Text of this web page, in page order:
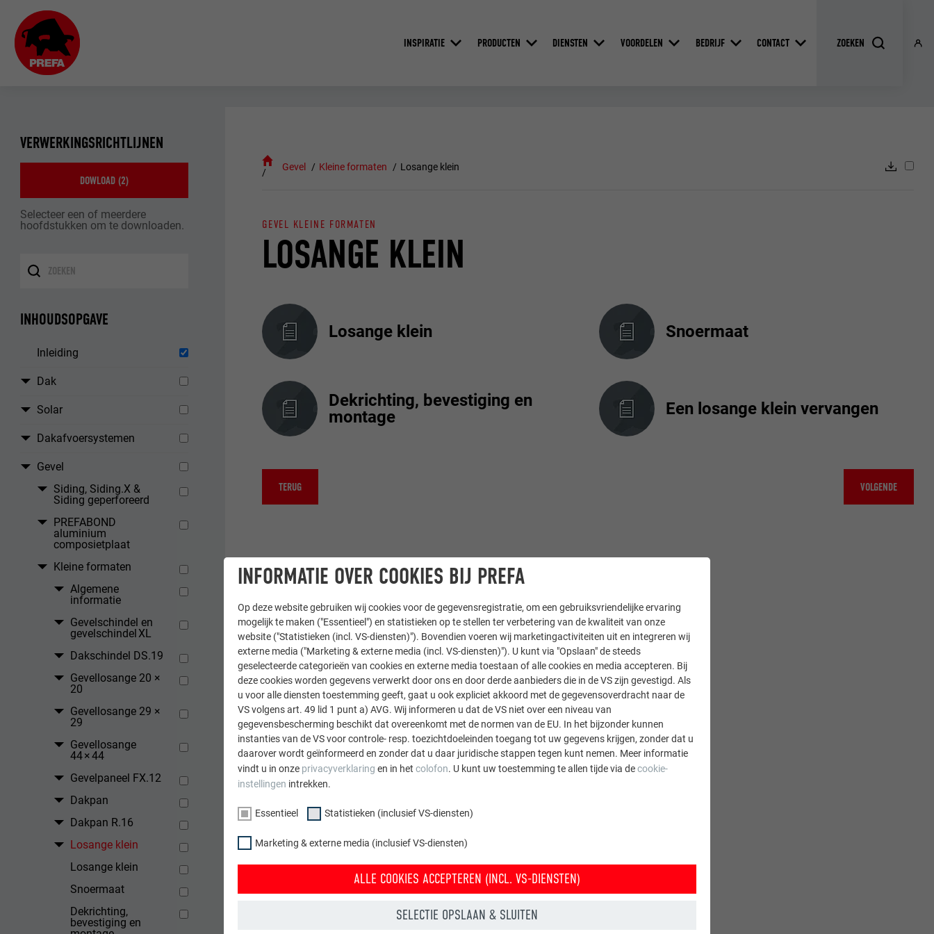
INSPIRATIE PRODUCTEN DIENSTEN VOORDELEN BEDRIJF CONTACT
VERWERKINGSRICHTLIJNEN
DOWLOAD (2)
Selecteer een of meerdere
hoofdstukken om te downloaden.
INHOUDSOPGAVE
Inleiding
Dak
Solar
Dakafvoersystemen
Gevel
Siding, Siding.X &
Siding geperforeerd
PREFABOND
aluminium
composietplaat
Kleine formaten
Algemene
informatie
Gevelschindel en
gevelschindel XL
Dakschindel DS.19
Gevellosange 20 ×
20
Gevellosange 29 ×
29
Gevellosange
44 × 44
Gevelpaneel FX.12
Dakpan
Dakpan R.16
Losange klein
Losange klein
Snoermaat
Dekrichting,
bevestiging en
Gevel Kleine formaten Losange klein
LOSANGE KLEIN
GEVEL KLEINE FORMATEN
Losange klein Snoermaat
Dekrichting, bevestiging en
montage
Een losange klein vervangen
TERUG VOLGENDE
INFORMATIE OVER COOKIES BIJ PREFA
Op deze website gebruiken wij cookies voor de gegevensregistratie, om een gebruiksvriendelijke ervaring
mogelijk te maken ("Essentieel") en statistieken op te stellen ter verbetering van de kwaliteit van onze
website ("Statistieken (incl. VS-diensten)"). Bovendien voeren wij marketingactiviteiten uit en integreren wij
externe media ("Marketing & externe media (incl. VS-diensten)"). U kunt via "Opslaan" de steeds
geselecteerde categorieën van cookies en externe media toestaan of alle cookies en media accepteren. Bij
deze cookies worden gegevens verwerkt door ons en door derde aanbieders die in de VS zijn gevestigd. Als
u voor alle diensten toestemming geeft, gaat u ook expliciet akkoord met de gegevensoverdracht naar de
VS volgens art. 49 lid 1 punt a) AVG. Wij informeren u dat de VS niet over een niveau van
gegevensbescherming beschikt dat overeenkomt met de normen van de EU. In het bijzonder kunnen
instanties van de VS voor controle- resp. toezichtdoeleinden toegang tot uw gegevens krijgen, zonder dat u
daarover wordt geïnformeerd en zonder dat u daar juridische stappen tegen kunt nemen. Meer informatie
vindt u in onze privacyverklaring en in het colofon. U kunt uw toestemming te allen tijde via decookie-
instellingen intrekken.
Essentieel Statistieken (inclusief VS-diensten)
Marketing & externe media (inclusief VS-diensten)
ALLE COOKIES ACCEPTEREN (INCL. VS-DIENSTEN)
SELECTIE OPSLAAN & SLUITEN